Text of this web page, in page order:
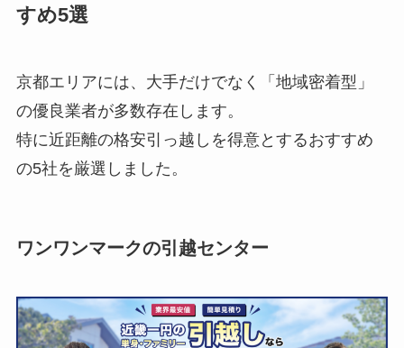
すめ5選
京都エリアには、大手だけでなく「地域密着型」
の優良業者が多数存在します。
特に近距離の格安引っ越しを得意とするおすすめ
の5社を厳選しました。
ワンワンマークの引越センター